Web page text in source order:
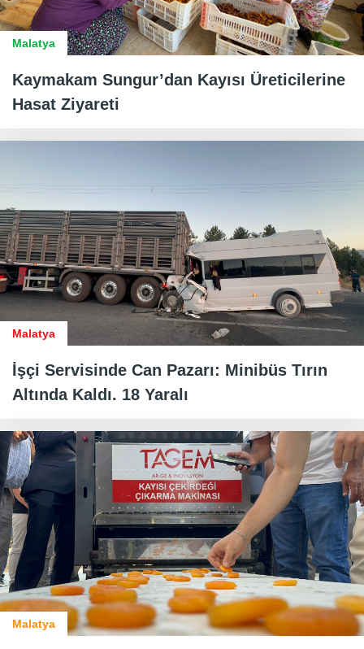
Malatya
Kaymakam Sungur’dan Kayısı Üreticilerine
Hasat Ziyareti
Malatya
İşçi Servisinde Can Pazarı: Minibüs Tırın
Altında Kaldı. 18 Yaralı
Malatya